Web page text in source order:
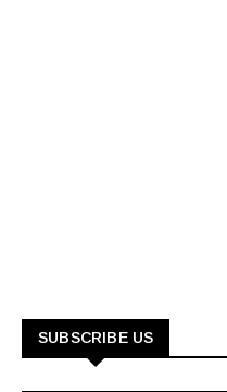
SUBSCRIBE US